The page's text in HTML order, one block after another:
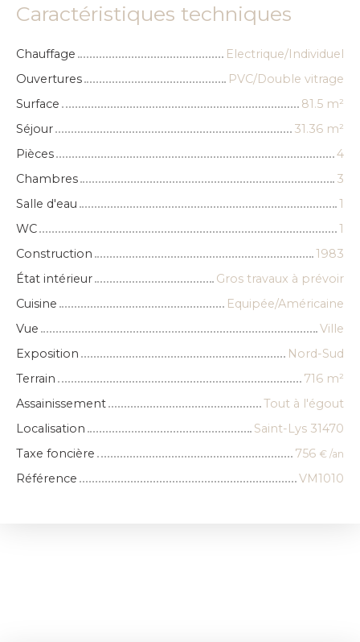
Caractéristiques techniques
Chauffage
Electrique/Individuel
Ouvertures
PVC/Double vitrage
Surface
81.5 m²
Séjour
31.36 m²
Pièces
4
Chambres
3
Salle d'eau
1
WC
1
Construction
1983
État intérieur
Gros travaux à prévoir
Cuisine
Equipée/Américaine
Vue
Ville
Exposition
Nord-Sud
Terrain
716 m²
Assainissement
Tout à l'égout
Localisation
Saint-Lys 31470
Taxe foncière
756 € /an
Référence VM1010